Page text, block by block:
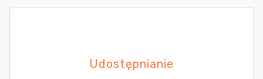
Udostępnianie